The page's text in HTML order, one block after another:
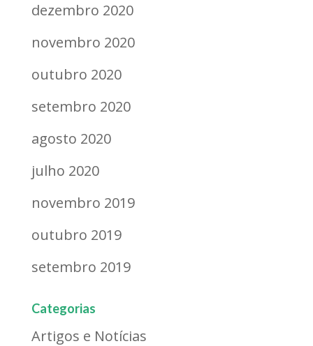
dezembro 2020
novembro 2020
outubro 2020
setembro 2020
agosto 2020
julho 2020
novembro 2019
outubro 2019
setembro 2019
Categorias
Artigos e Notícias